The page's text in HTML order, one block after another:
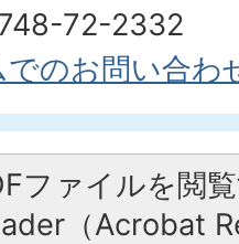
72-2332
でのお問い合わ
ファイルを閲
（Acrobat